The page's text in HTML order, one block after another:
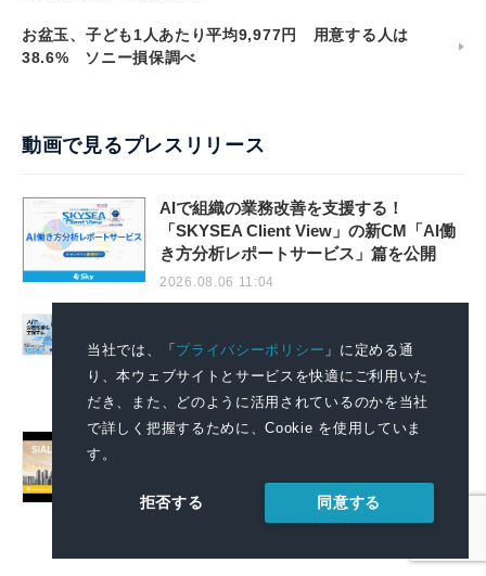
当社では、「プライバシーポリシー 」に定める通
り、本ウェブサイトとサービスを快適にご利用いた
だき、また、どのように活用されているのかを当社
で詳しく把握するために、Cookie を使用していま
す。
拒否する 同意する
お盆玉、子ども1人あたり平均9,977円 用意する人は
38.6% ソニー損保調べ
動画で見るプレスリリース
AIで組織の業務改善を支援する！
「SKYSEA Client View」の新CM「AI働
き方分析レポートサービス」篇を公開
2026.08.06 11:04
Client View」の新テレビCM「チームの変
革」篇の放映を開始
2026.08.06 11:04
September 2026: SIAL Guangzhou Expands
Food Growth Opportunities
2026.08.06 09:51